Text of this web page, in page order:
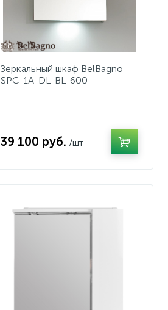
Зеркальный шкаф BelBagno
SPC-1A-DL-BL-600
39 100 руб. /шт